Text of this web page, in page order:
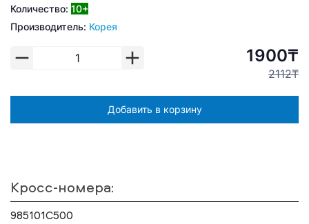
Количество: 10+
Производитель: Корея
1900₸
2112₸
Добавить в корзину
Кросс-номера:
985101C500